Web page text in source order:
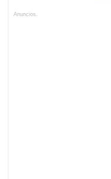
Anuncios.